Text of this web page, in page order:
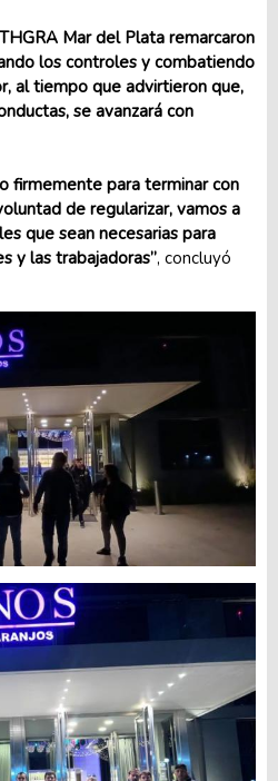
Mar del Plata remarcaron
los controles y combatiendo
al tiempo que advirtieron que,
se avanzará con
firmemente para terminar con
de regularizar, vamos a
que sean necesarias para
y las trabajadoras”, concluyó